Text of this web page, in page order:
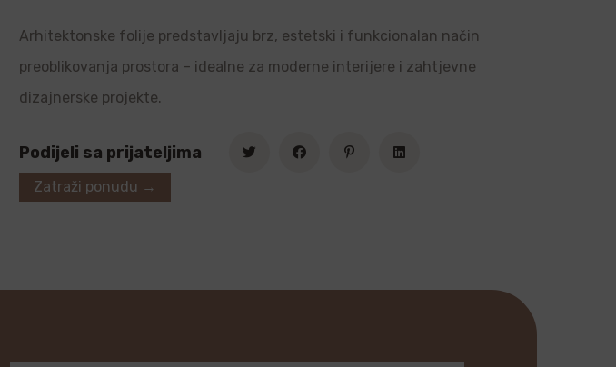
Arhitektonske folije predstavljaju brz, estetski i funkcionalan način
preoblikovanja prostora – idealne za moderne interijere i zahtjevne
dizajnerske projekte.
Podijeli sa prijateljima
Zatraži ponudu →